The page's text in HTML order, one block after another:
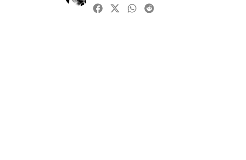
Facebook
TwitterWhatsapp
Reddit